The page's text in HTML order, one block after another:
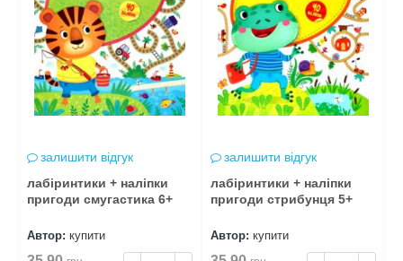
залишити відгук
лабіринтики + наліпки
пригоди смугастика 6+
Автор: купити
залишити відгук
лабіринтики + наліпки
пригоди стрибунця 5+
Автор: купити